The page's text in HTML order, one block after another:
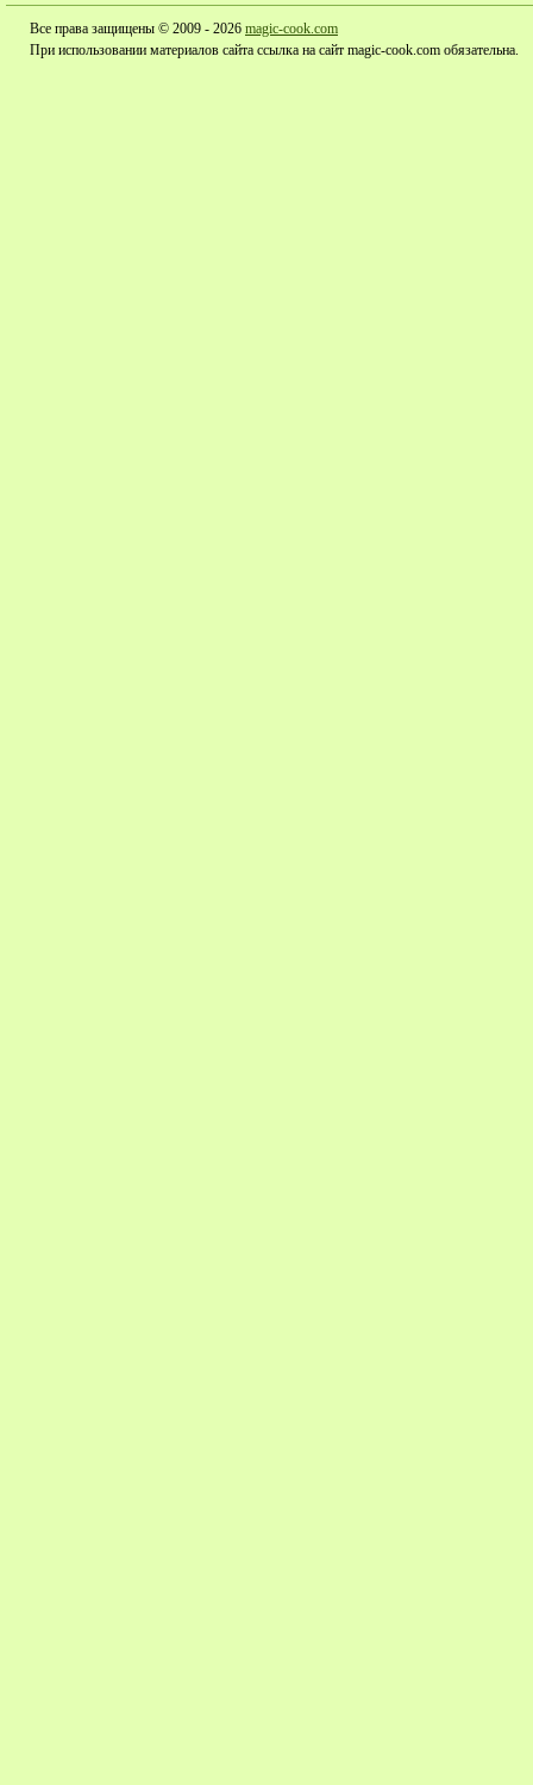
Все права защищены © 2009 - 2026 magic-cook.com
При использовании материалов сайта ссылка на сайт magic-cook.com обязательна.